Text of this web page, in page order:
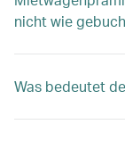
nicht wie
Was bedeutet